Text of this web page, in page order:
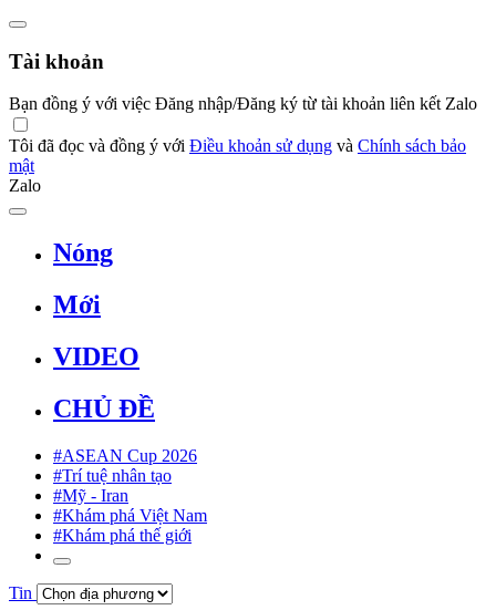
Tài khoản
Bạn đồng ý với việc Đăng nhập/Đăng ký từ tài khoản liên kết Zalo
Tôi đã đọc và đồng ý với Điều khoản sử dụng và Chính sách bảo
mật
Zalo
Nóng
Mới
VIDEO
CHỦ ĐỀ
#ASEAN Cup 2026
#Trí tuệ nhân tạo
#Mỹ - Iran
#Khám phá Việt Nam
#Khám phá thế giới
Tin